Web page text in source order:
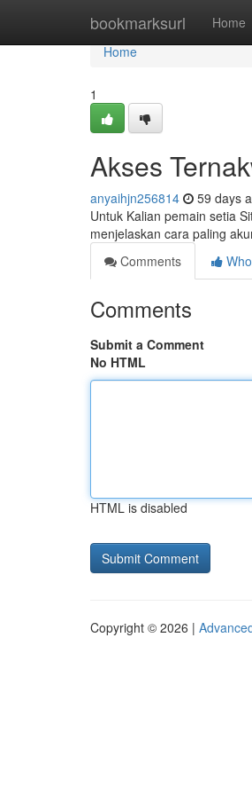
bookmarksurl Home
Home
Home
1
Akses
anyaihjn256814 59 days
Untuk Kalian pemain setia
menjelaskan cara paling
Comments
Comments
Submit a Comment
No HTML
HTML is disabled
Copyright © 2026 |